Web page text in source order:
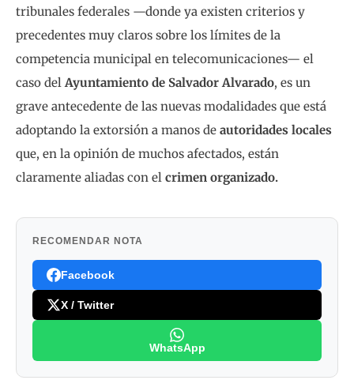
tribunales federales —donde ya existen criterios y
precedentes muy claros sobre los límites de la
competencia municipal en telecomunicaciones— el
caso delAyuntamiento de Salvador Alvarado, es un
grave antecedente de las nuevas modalidades que está
adoptando la extorsión a manos de autoridades locales
que, en la opinión de muchos afectados, están
claramente aliadas con el crimen organizado.
RECOMENDAR NOTA
Facebook
X / Twitter
WhatsApp